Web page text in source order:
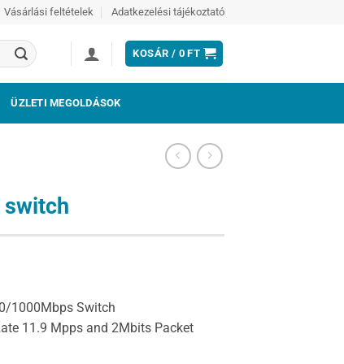
Vásárlási feltételek Adatkezelési tájékoztató
KOSÁR / 0FT
ÜZLETI MEGOLDÁSOK
switch
1000Mbps Switch
11.9 Mpps and 2Mbits Packet